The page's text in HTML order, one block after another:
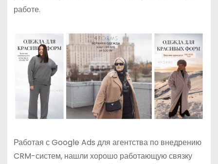
работе.
Работая с Google Ads для агентства по внедрению
CRM-систем, нашли хорошо работающую связку